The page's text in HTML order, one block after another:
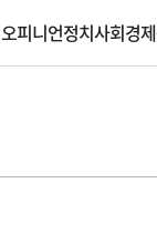
오피니언정치사회경제